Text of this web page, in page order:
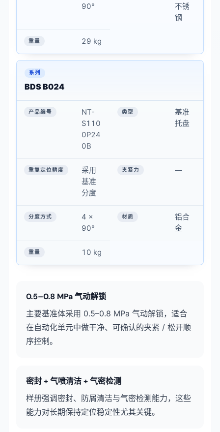
90°
不锈
钢
29 kg
BDS B024
NT-
S110
0P24
0B
基准
托盘
采用
基准
分度
—
4 ×
90°
铝合
金
10 kg
0.5–0.8 MPa 气动解锁
主要基准体采用 0.5–0.8 MPa 气动解锁，适合
在自动化单元中做干净、可确认的夹紧 / 松开顺
序控制。
密封 + 气喷清洁 + 气密检测
样册强调密封、防屑清洁与气密检测能力，这些
能力对长期保持定位稳定性尤其关键。